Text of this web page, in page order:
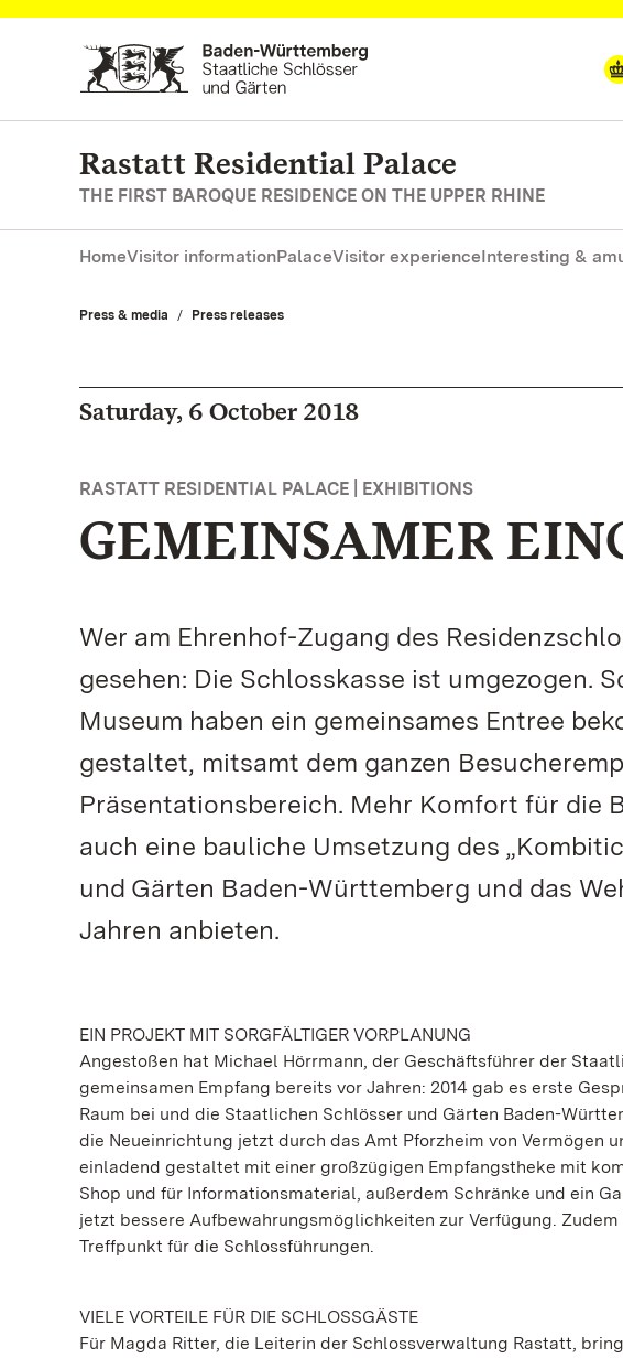
Navigate to main page
Rastatt Residential Palace
THE FIRST BAROQUE RESIDENCE ON THE UPPER RHINE
HomeVisitor informationPalaceVisitor experienceInteresting &
Press & media Press releases
Saturday, 6 October 2018
RASTATT RESIDENTIAL PALACE | EXHIBITIONS
GEMEINSAMER
Wer am Ehrenhof-Zugang des
gesehen: Die Schlosskasse ist umgezogen.
Museum haben ein gemeinsames Entree
gestaltet, mitsamt dem ganzen
Präsentationsbereich. Mehr Komfort für die
auch eine bauliche Umsetzung des
und Gärten Baden-Württemberg und das
Jahren anbieten.
EIN PROJEKT MIT SORGFÄLTIGER VORPLANUNG
Angestoßen hat Michael Hörrmann, der Geschäftsführer der
gemeinsamen Empfang bereits vor Jahren: 2014 gab es erste
Raum bei und die Staatlichen Schlösser und Gärten Baden-
die Neueinrichtung jetzt durch das Amt Pforzheim von Vermögen
einladend gestaltet mit einer großzügigen Empfangstheke mit
Shop und für Informationsmaterial, außerdem Schränke und ein
jetzt bessere Aufbewahrungsmöglichkeiten zur Verfügung.
Treffpunkt für die Schlossführungen.
VIELE VORTEILE FÜR DIE SCHLOSSGÄSTE
Für Magda Ritter, die Leiterin der Schlossverwaltung Rastatt,